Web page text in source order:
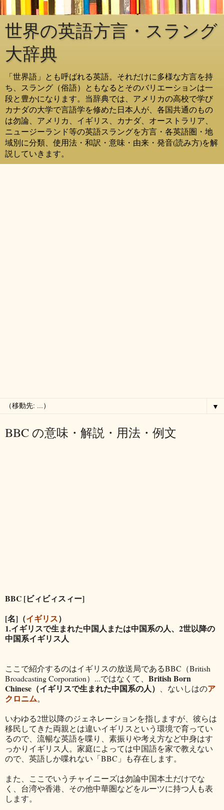
世界の英語方言・スラング
大辞典
「世界語」とも呼ばれる英語。それだけに多様な方言を持
ち、スラング（俗語）ともなるとそのバリエーションは一
段と豊かになります。当辞典では、アメリカの高校で学び
カナダの大学で言語学を修めた日本人が、各国共通のもの
は勿論、アメリカ、イギリス、カナダ、オーストラリア、
ニュージーランド等の英語スラングを方言・各英語圏・地
域別に分類、使用法・和訳・意味・由来・発音(読み方)を解
説していきます。
▼
BBC の意味・解説・用法・例文
BBC [ビィビィスィー]
[名]（イギリス）
1.イギリスで生まれた中国人または中国系の人、2世以降の
中国系イギリス人
ここで紹介するのはイギリスの放送局であるBBC（British
Broadcasting Corporation）...ではなくて、 British Born
Chinese（イギリスで生まれた中国系の人）
、ないしはのア
クロニム。
いわゆる2世以降のジェネレーションを指しますが、彼らは
移民してきた両親とは違いイギリスという環境で育ってい
るので、流暢な英語を喋り、素振りや考え方など中身はす
っかりイギリス人。家庭によっては中国語を家で教えない
ので、英語しか喋れない「BBC」も存在します。
また、ここでいうチャイニーズは勿論中国本土だけでな
く、台湾や香港、その他中華圏などをルーツに持つ人も表
します。